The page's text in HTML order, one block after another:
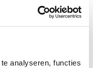
analyseren, functies
belangrijk dezelfde